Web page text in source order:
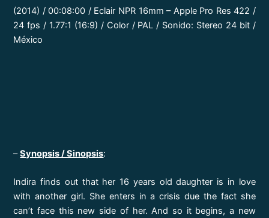
(2014) / 00:08:00 / Eclair NPR 16mm – Apple Pro Res 422 /
24 fps / 1.77:1 (16:9) / Color / PAL / Sonido: Stereo 24 bit /
México
–Synopsis / Sinopsis:
Indira finds out that her 16 years old daughter is in love
with another girl. She enters in a crisis due the fact she
can’t face this new side of her. And so it begins, a new